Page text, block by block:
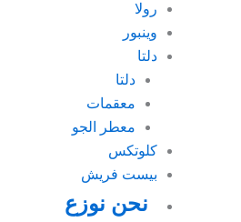
رولا
وينبور
دلتا
دلتا
معقمات
معطر الجو
كلوتكس
بيست فريش
نحن نوزع